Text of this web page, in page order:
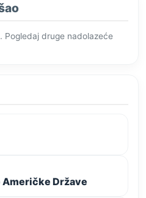
Pogledaj druge nadolazeće
Države